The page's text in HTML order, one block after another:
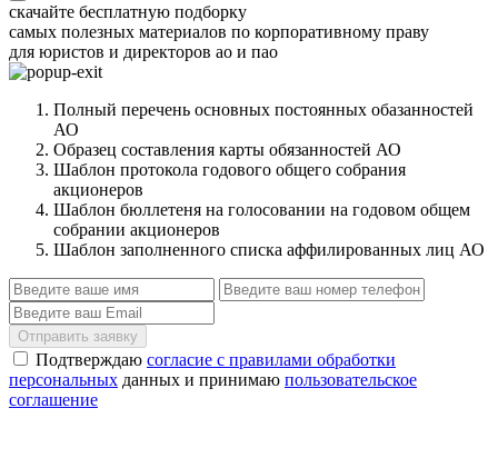
скачайте бесплатную подборку
самых полезных материалов по корпоративному праву
для юристов и директоров ао и пао
Полный перечень основных постоянных обазанностей
АО
Образец составления карты обязанностей АО
Шаблон протокола годового общего собрания
акционеров
Шаблон бюллетеня на голосовании на годовом общем
собрании акционеров
Шаблон заполненного списка аффилированных лиц АО
Отправить заявку
Подтверждаю согласие с правилами обработки
персональных данных и принимаю пользовательское
соглашение